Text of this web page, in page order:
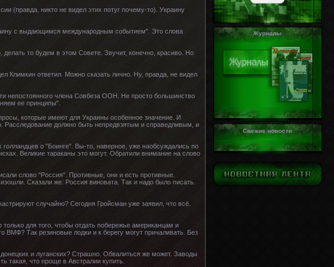
(правда, никто не видел этих потуг почему-то). Украину
с выдающимся международным событием". Это слова
то будем в этом Совете. Звучит, конечно, красиво. Но
Климкин ответил. Можно сказать лично. Ну, правда, не видел
непостоянного члена Совбеза ООН. Не просто большинство
ее принципы".
которые имеют для Украины особенное значение. И
Расследование должно быть непредвзятым и справедливым, и
о "Боинге". Вы-то, наверное, уже наобсуждались по
Великие тараканы это могут. Обратили внимание на слово
слово "Россия". Противные, они и есть противные.
Сказали же: Россия виновата. Так и надо было писать.
случайно? Сегодня Гройсман уже заявил, что всё.
для того, чтобы отдать побережье американцам и
ВМФ? Так резиновые лодки и к берегу могут причаливать. Без
и луганских? Страшно. Обвалиться же может. Заводы
такая, что проще в Австралии купить.
Журналы
Свежие новости